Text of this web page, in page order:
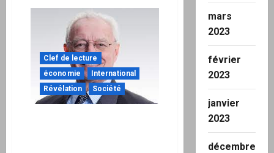
L’Occident
sera
le
banc
des
accusés
aux
côtés
d’Israël
devant
le
Clef de lecture
économie
International
Révélation
Société
mars
2023
février
2023
janvier
2023
décembre